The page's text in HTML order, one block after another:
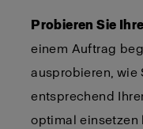
Probieren Sie
einem Auftrag
ausprobieren, wie
entsprechend
optimal einsetzen